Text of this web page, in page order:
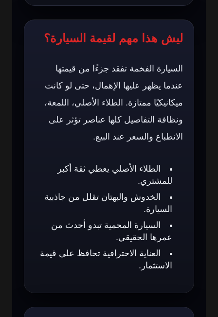
ليش هذا مهم لقيمة السيارة؟
السيارة الفخمة تفقد جزءًا من قيمتها
عندما يظهر عليها الإهمال، حتى لو كانت
ميكانيكيًا ممتازة. الطلاء الأصلي، اللمعة،
ونظافة التفاصيل كلها عناصر تؤثر على
الانطباع والسعر عند البيع.
الطلاء الأصلي يعطي ثقة أكبر
للمشتري.
الخدوش والبهتان تقلل من جاذبية
السيارة.
السيارة المحمية تبدو أحدث من
عمرها الحقيقي.
العناية الاحترافية تحافظ على قيمة
الاستثمار.